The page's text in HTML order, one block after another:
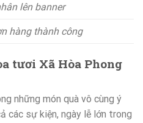
lên banner
hàng thành công
tươi Xã Hòa Phong
những món quà vô cùng ý
các sự kiện, ngày lễ lớn trong